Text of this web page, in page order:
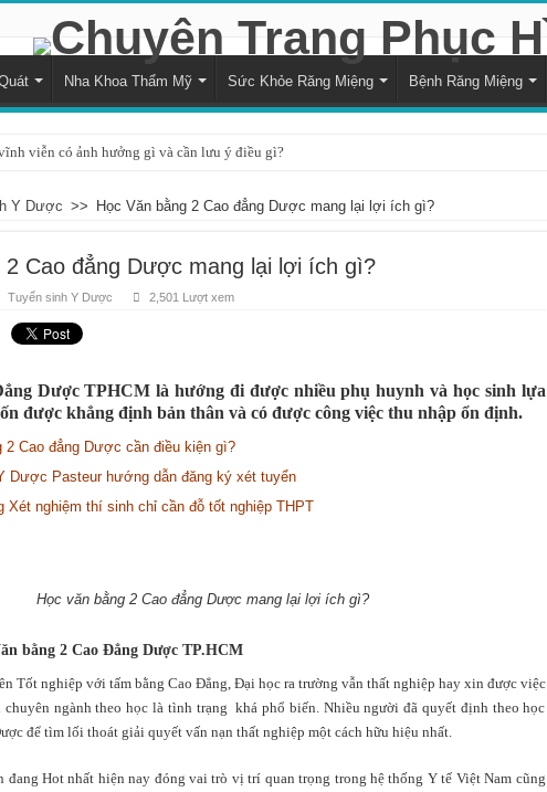
Nha Khoa Thẩm Mỹ Sức Khỏe Răng Miệng Bệnh Răng Miệng
viễn có ảnh hưởng gì và cần lưu ý điều gì?
biết và khắc phục tình trạng trẻ bị vỡ răng hiệu quả
và cách điều trị sưng nướu răng trong cùng hàm dưới
răng khôn bắt đầu và kéo dài bao lâu?
cực của hút thuốc đối với sức khỏe răng miệng
chân răng và dấu hiệu của sự thiếu hụt chất dinh dưỡng
phương pháp đánh răng bằng muối hàng ngày?
Y Dược >> Học Văn bằng 2 Cao đẳng Dược mang lại lợi ích gì?
2 Cao đẳng Dược mang lại lợi ích gì?
Tuyển sinh Y Dược 2,501 Lượt xem
Dược TPHCM là hướng đi được nhiều phụ huynh và học sinh lựa
được khẳng định bản thân và có được công việc thu nhập ổn định.
2 Cao đẳng Dược cần điều kiện gì?
Dược Pasteur hướng dẫn đăng ký xét tuyển
Xét nghiệm thí sinh chỉ cần đỗ tốt nghiệp THPT
Học văn bằng 2 Cao đẳng Dược mang lại lợi ích gì?
bằng 2 Cao Đẳng Dược TP.HCM
Tốt nghiệp với tấm bằng Cao Đẳng, Đại học ra trường vẫn thất nghiệp hay xin được việc
ngành theo học là tình trạng khá phổ biến. Nhiều người đã quyết định theo học
để tìm lối thoát giải quyết vấn nạn thất nghiệp một cách hữu hiệu nhất.
đang Hot nhất hiện nay đóng vai trò vị trí quan trọng trong hệ thống Y tế Việt Nam cũng